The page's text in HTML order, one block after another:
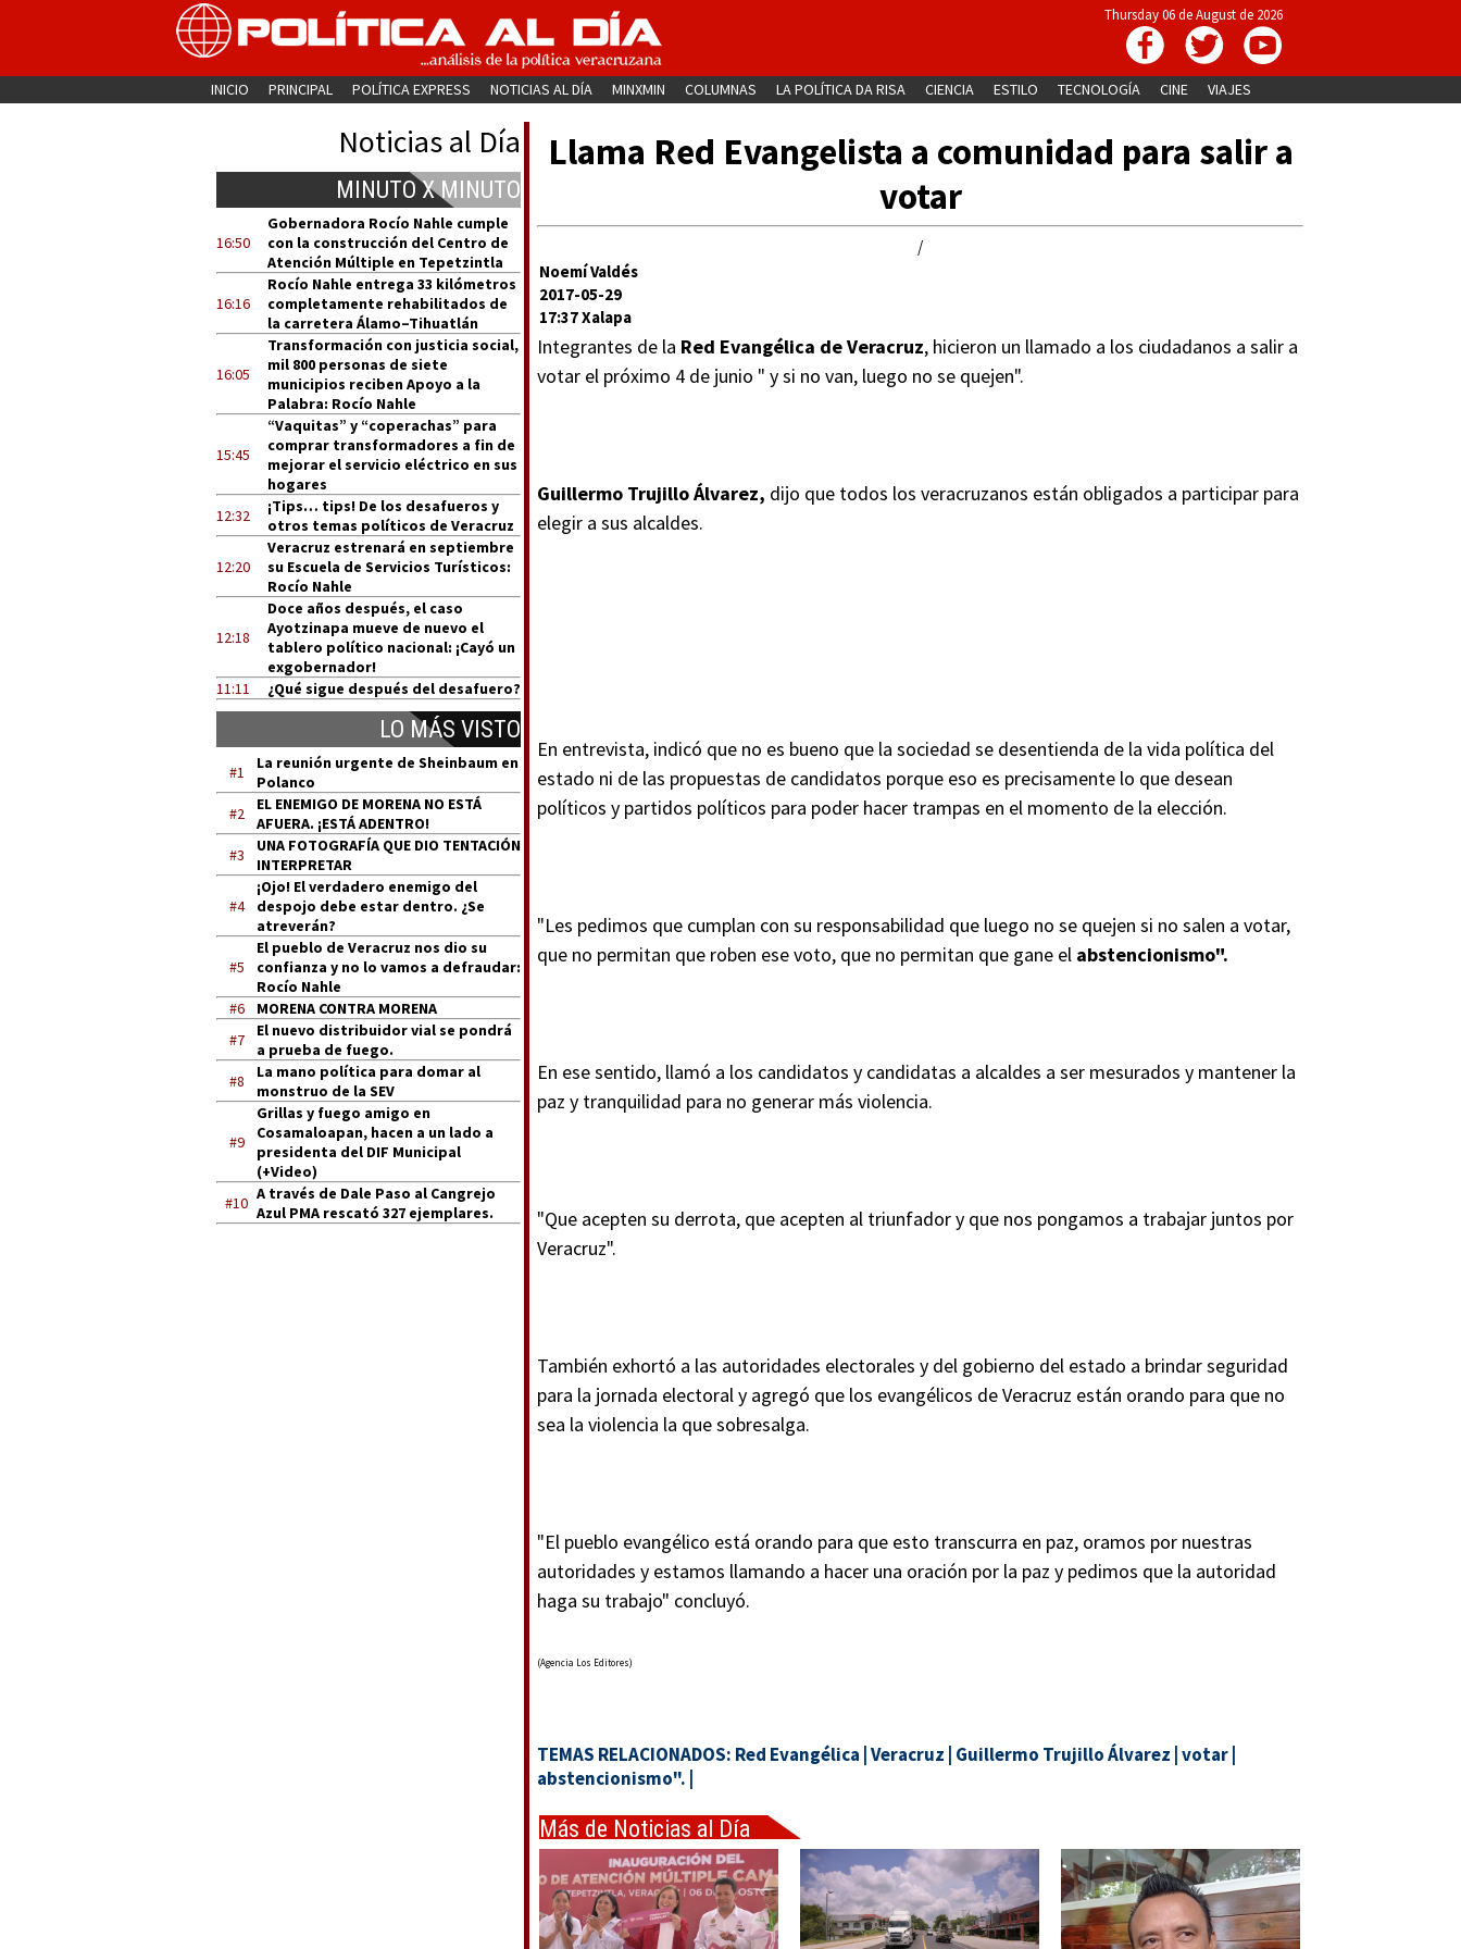
Thursday 06 de August de 2026
INICIO PRINCIPAL POLÍTICA EXPRESS NOTICIAS AL DÍA MINXMIN COLUMNAS LA POLÍTICA DA RISA CIENCIA ESTILO TECNOLOGÍA CINE VIAJES
Noticias al Día
MINUTO X MINUTO
16:50
Gobernadora Rocío Nahle cumple
con la construcción del Centro de
Atención Múltiple en Tepetzintla
16:16
Rocío Nahle entrega 33 kilómetros
completamente rehabilitados de
la carretera Álamo–Tihuatlán
16:05
Transformación con justicia social,
mil 800 personas de siete
municipios reciben Apoyo a la
Palabra: Rocío Nahle
15:45
“Vaquitas” y “coperachas” para
comprar transformadores a fin de
mejorar el servicio eléctrico en sus
hogares
12:32
¡Tips… tips! De los desafueros y
otros temas políticos de Veracruz
12:20
Veracruz estrenará en septiembre
su Escuela de Servicios Turísticos:
Rocío Nahle
12:18
Doce años después, el caso
Ayotzinapa mueve de nuevo el
tablero político nacional: ¡Cayó un
exgobernador!
11:11
¿Qué sigue después del desafuero?
LO MÁS VISTO
#1
La reunión urgente de Sheinbaum en
Polanco
#2
EL ENEMIGO DE MORENA NO ESTÁ
AFUERA. ¡ESTÁ ADENTRO!
#3
UNA FOTOGRAFÍA QUE DIO TENTACIÓN
INTERPRETAR
#4
¡Ojo! El verdadero enemigo del
despojo debe estar dentro. ¿Se
atreverán?
#5
El pueblo de Veracruz nos dio su
confianza y no lo vamos a defraudar:
Rocío Nahle
#6
MORENA CONTRA MORENA
#7
El nuevo distribuidor vial se pondrá
a prueba de fuego.
#8
La mano política para domar al
monstruo de la SEV
#9
Grillas y fuego amigo en
Cosamaloapan, hacen a un lado a
presidenta del DIF Municipal
(+Video)
#10 A través de Dale Paso al Cangrejo
Azul PMA rescató 327 ejemplares.
Llama Red Evangelista a comunidad para salir a
votar
/
Noemí Valdés
2017-05-29
17:37 Xalapa
Integrantes de la Red Evangélica de Veracruz, hicieron un llamado a los ciudadanos a salir a
votar el próximo 4 de junio " y si no van, luego no se quejen".
Guillermo Trujillo Álvarez, dijo que todos los veracruzanos están obligados a participar para
elegir a sus alcaldes.
En entrevista, indicó que no es bueno que la sociedad se desentienda de la vida política del
estado ni de las propuestas de candidatos porque eso es precisamente lo que desean
políticos y partidos políticos para poder hacer trampas en el momento de la elección.
"Les pedimos que cumplan con su responsabilidad que luego no se quejen si no salen a votar,
que no permitan que roben ese voto, que no permitan que gane el abstencionismo".
En ese sentido, llamó a los candidatos y candidatas a alcaldes a ser mesurados y mantener la
paz y tranquilidad para no generar más violencia.
"Que acepten su derrota, que acepten al triunfador y que nos pongamos a trabajar juntos por
Veracruz".
También exhortó a las autoridades electorales y del gobierno del estado a brindar seguridad
para la jornada electoral y agregó que los evangélicos de Veracruz están orando para que no
sea la violencia la que sobresalga.
"El pueblo evangélico está orando para que esto transcurra en paz, oramos por nuestras
autoridades y estamos llamando a hacer una oración por la paz y pedimos que la autoridad
haga su trabajo" concluyó.
(Agencia Los Editores)
TEMAS RELACIONADOS: Red Evangélica Veracruz Guillermo Trujillo Álvarez votar
abstencionismo".
Más de Noticias al Día